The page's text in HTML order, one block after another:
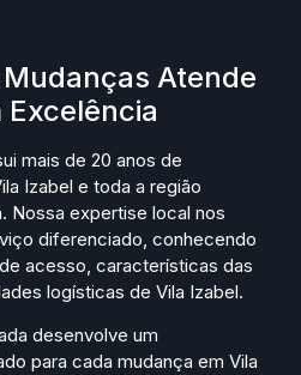
Atende
Excelência
mais de 20 anos de
Izabel e toda a região
Nossa expertise local nos
diferenciado, conhecendo
acesso, características das
logísticas de Vila Izabel.
desenvolve um
para cada mudança em Vila